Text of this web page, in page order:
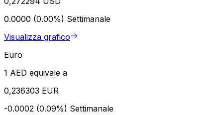
0.0000 (0.00%) Settimanale
Visualizza grafico
Euro
1 AED equivale a
0,236303 EUR
-0.0002 (0.09%) Settimanale